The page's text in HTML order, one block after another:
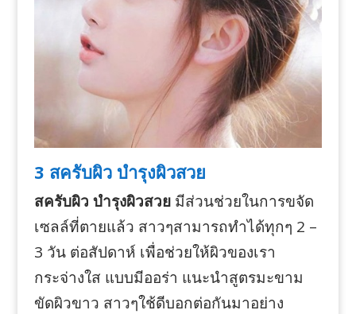
3 สครับผิว บำรุงผิวสวย
สครับผิว บำรุงผิวสวยมีส่วนช่วยในการขจัด
เซลล์ที่ตายแล้ว สาวๆสามารถทำได้ทุกๆ 2 –
3 วัน ต่อสัปดาห์ เพื่อช่วยให้ผิวของเรา
กระจ่างใส แบบมีออร่า แนะนำสูตรมะขาม
ขัดผิวขาว สาวๆใช้ดีบอกต่อกันมาอย่าง